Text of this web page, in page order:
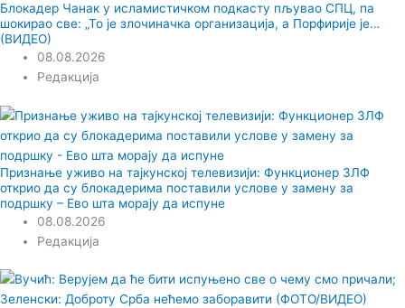
Блокадер Чанак у исламистичком подкасту пљувао СПЦ, па
шокирао све: „То је злочиначка организација, а Порфирије је…
(ВИДЕО)
08.08.2026
Редакција
Признање уживо на тајкунској телевизији: Функционер ЗЛФ
открио да су блокадерима поставили услове у замену за
подршку – Ево шта морају да испуне
08.08.2026
Редакција